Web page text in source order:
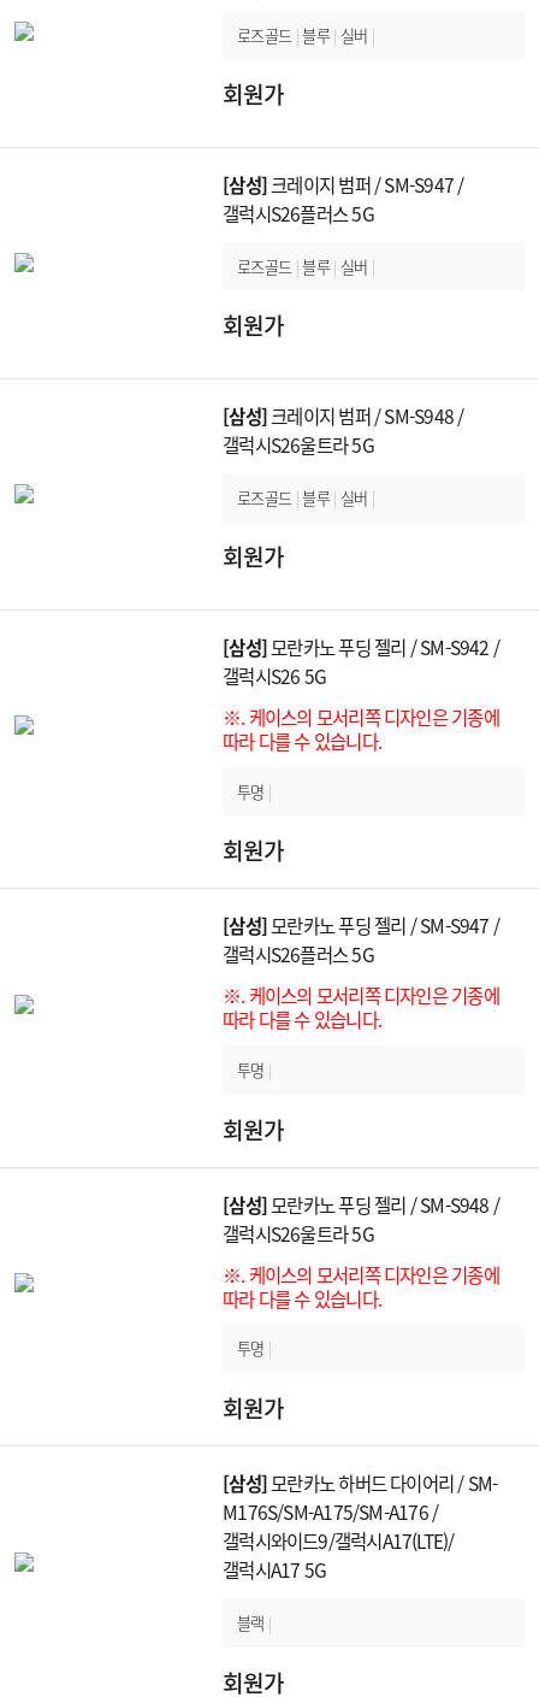
로즈골드 |블루| 실버 |
회원가
[삼성]크레이지 범퍼 / SM-S947 /
갤럭시S26플러스 5G
로즈골드 |블루| 실버 |
회원가
[삼성]크레이지 범퍼 / SM-S948 /
갤럭시S26울트라 5G
로즈골드 |블루| 실버 |
회원가
[삼성]모란카노 푸딩 젤리 / SM-S942 /
갤럭시S26 5G
※. 케이스의 모서리쪽 디자인은 기종에
따라 다를 수 있습니다.
투명 |
회원가
[삼성]모란카노 푸딩 젤리 / SM-S947 /
갤럭시S26플러스 5G
※. 케이스의 모서리쪽 디자인은 기종에
따라 다를 수 있습니다.
투명 |
회원가
[삼성]모란카노 푸딩 젤리 / SM-S948 /
갤럭시S26울트라 5G
※. 케이스의 모서리쪽 디자인은 기종에
따라 다를 수 있습니다.
투명 |
회원가
[삼성]모란카노 하버드 다이어리 / SM-
M176S/SM-A175/SM-A176 /
갤럭시와이드9/갤럭시A17(LTE)/
갤럭시A17 5G
블랙 |
회원가